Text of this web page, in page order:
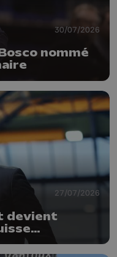
30/07/2026
nommé
27/07/2026
devient